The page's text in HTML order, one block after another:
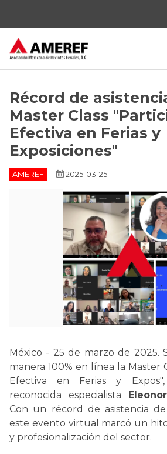
Récord de
Master Class
Efectiva en Ferias y
Exposiciones"
AMEREF 2025-03-25
México - 25 de marzo de 2025.
manera 100% en línea la Master
Efectiva en Ferias y
reconocida especialista
Con un récord de asistencia de
este evento virtual marcó un
y profesionalización del sector.